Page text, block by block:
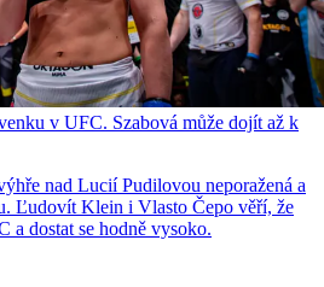
v UFC. Szabová může dojít až k
nad Lucií Pudilovou neporažená a
Ľudovít Klein i Vlasto Čepo věří, že
a dostat se hodně vysoko.